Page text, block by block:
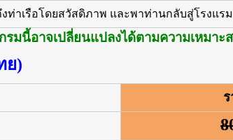
งท่าเรือโดยสวัสดิภาพ และพาท่านกลับสู่โรงแรม
รมนี้อาจเปลี่ยนแปลงได้ตามความเหมา
ย)